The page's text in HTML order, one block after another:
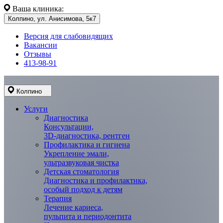
Ваша клиника:
Колпино, ул. Анисимова, 5к7
Версия для слабовидящих
Вакансии
Отзывы
413-98-91
Колпино
Услуги
Диагностика
Консультации,
3D-диагностика, рентген
Профилактика и гигиена
Укрепление эмали,
ультразвуковая чистка
Детская стоматология
Диагностика и профилактика,
особый подход к детям
Терапия
Лечение кариеса,
пульпита и периодонтита